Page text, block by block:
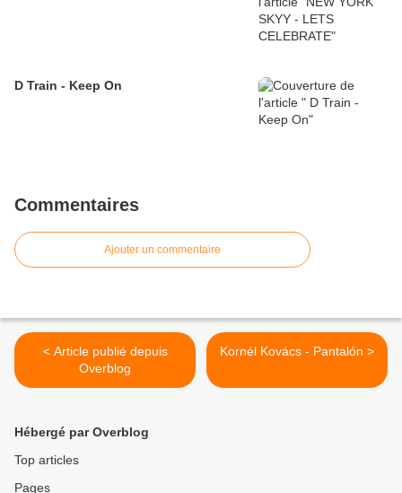
D Train - Keep On
Commentaires
Ajouter un commentaire
< Article publié depuis
Overblog
Kornél Kovács - Pantalón >
Hébergé par Overblog
Top articles
Pages